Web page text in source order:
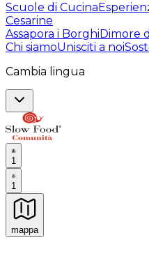
Scuole di Cucina
Cesarine
Assapora i BorghiDimore
Chi siamoUnisciti a noi
Cambia lingua
1
1
mappa
Esperienze culinarie